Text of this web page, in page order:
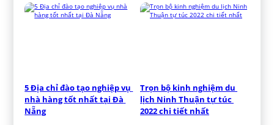
5 Địa chỉ đào tạo nghiệp vụ
nhà hàng tốt nhất tại Đà
Nẵng
Trọn bộ kinh nghiệm du
lịch Ninh Thuận tự túc
2022 chi tiết nhất